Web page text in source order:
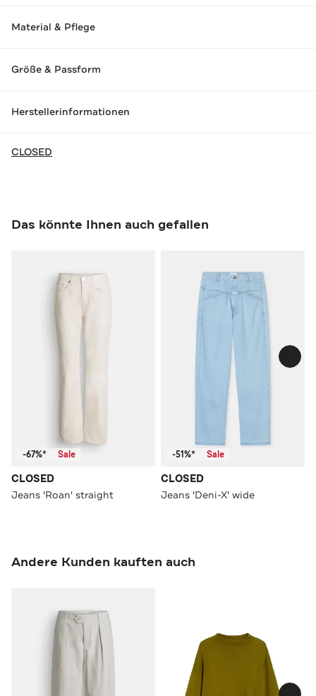
Material & Pflege
Größe & Passform
Herstellerinformationen
CLOSED
Das könnte Ihnen auch gefallen
-67%* Sale
CLOSED
Jeans 'Roan' straight
-51%* Sale
CLOSED
Jeans 'Deni-X' wide
Andere Kunden kauften auch